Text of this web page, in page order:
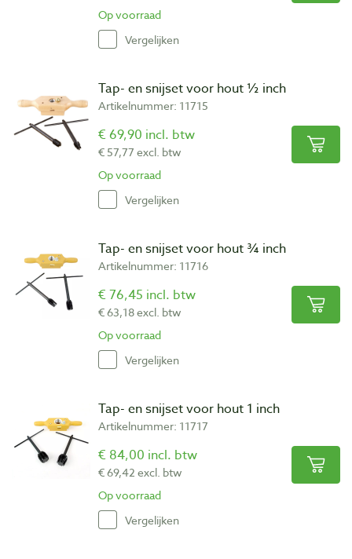
Op voorraad
Vergelijken
Tap- en snijset voor hout ½ inch
Artikelnummer: 11715
€ 69,90 incl. btw
€ 57,77 excl. btw
Op voorraad
Vergelijken
Tap- en snijset voor hout ¾ inch
Artikelnummer: 11716
€ 76,45 incl. btw
€ 63,18 excl. btw
Op voorraad
Vergelijken
Tap- en snijset voor hout 1 inch
Artikelnummer: 11717
€ 84,00 incl. btw
€ 69,42 excl. btw
Op voorraad
Vergelijken